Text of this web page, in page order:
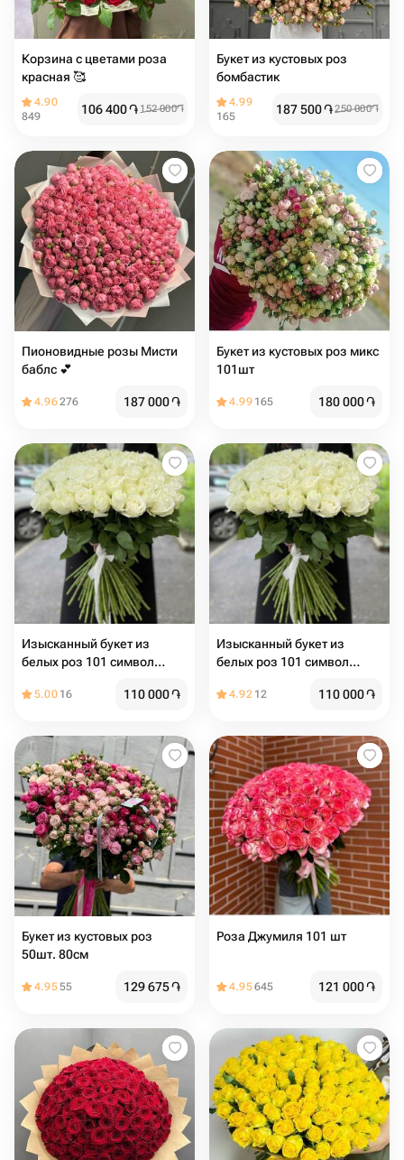
Корзина с цветами роза
красная 🥰
4.90
849
106 400֏ 152 000֏
Букет из кустовых роз
бомбастик
4.99
165
187 500֏250 000֏
Пионовидные розы Мисти
баблс 💕
4.96276 187 000֏
Букет из кустовых роз микс
101шт
4.99 165 180 000֏
Изысканный букет из
белых роз 101 символ
5.00 16 110 000֏
Изысканный букет из
белых роз 101 символ
4.92 12 110 000֏
Букет из кустовых роз
50шт. 80см
4.9555 129 675֏
Роза Джумиля 101 шт
4.95645 121 000֏